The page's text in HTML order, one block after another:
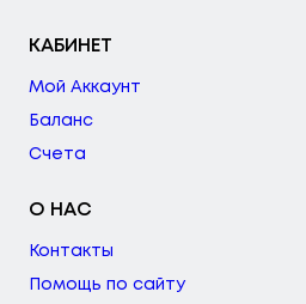
КАБИНЕТ
Мой Аккаунт
Баланс
Счета
О НАС
Контакты
Помощь по сайту